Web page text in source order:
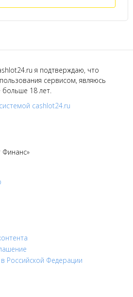
я подтверждаю, что
сервисом, являюсь
18 лет.
cashlot24.ru
Российской Федерации